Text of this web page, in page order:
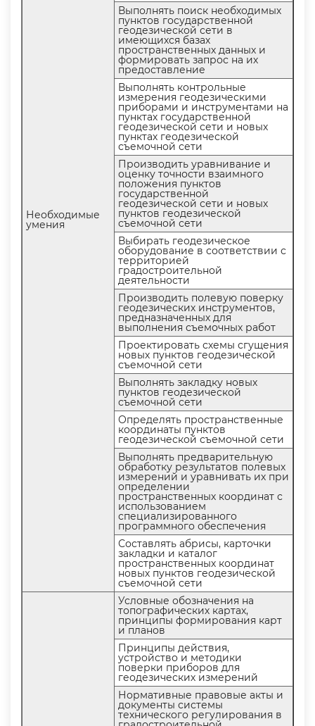
Необходимые
умения
ыполнять поиск необходимых
пунктов государственной
еодезической сети
имеющихся базах
пространственных данных и
формировать запрос на их
предоставление
ыполнять контрольные
измерения геодезическими
приборами и инструментами на
пунктах государственной
еодезической сети и новых
пунктах геодезической
съемочной сети
Производить уравнивание и
оценку точности взаимного
положения пункто
осударственной
еодезической сети и новых
пунктов геодезической
съемочной сети
ыбирать геодезическое
оборудование в соответствии с
территорией
радостроительной
деятельности
Производить полевую поверку
еодезических инструментов,
предназначенных для
ыполнения съемочных работ
Проектировать схемы сгущения
новых пунктов геодезической
съемочной сети
ыполнять закладку новых
пунктов геодезической
съемочной сети
Определять пространственные
координаты пункто
еодезической съемочной сети
ыполнять предварительную
обработку результатов полевых
измерений и уравнивать их при
определении
пространственных координат с
использованием
специализированного
программного обеспечения
Составлять абрисы, карточки
закладки и катало
пространственных координат
новых пунктов геодезической
съемочной сети
Условные обозначения на
топографических картах,
принципы формирования карт
и плано
Принципы действия,
устройство и методики
поверки приборов для
еодезических измерений
Нормативные правовые акты и
документы системы
технического регулирования